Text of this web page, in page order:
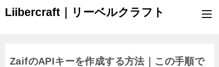
Liibercraft｜リーベルクラフト
ZaifのAPIキーを作成する方法｜この手順で